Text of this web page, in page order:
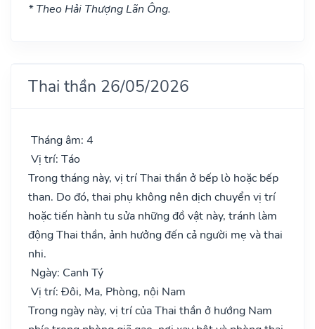
* Theo Hải Thượng Lãn Ông.
Thai thần 26/05/2026
Tháng âm: 4
Vị trí: Táo
Trong tháng này, vị trí Thai thần ở bếp lò hoặc bếp
than. Do đó, thai phụ không nên dịch chuyển vị trí
hoặc tiến hành tu sửa những đồ vật này, tránh làm
động Thai thần, ảnh hưởng đến cả người mẹ và thai
nhi.
Ngày: Canh Tý
Vị trí: Đôi, Ma, Phòng, nội Nam
Trong ngày này, vị trí của Thai thần ở hướng Nam